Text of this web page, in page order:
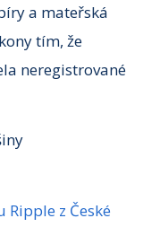
a mateřská
tím, že
neregistrované
Ripple z České